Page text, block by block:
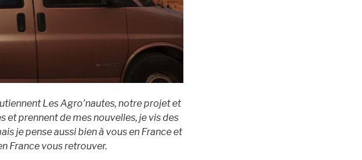
Les Agro’nautes, notre projet et
et prennent de mes nouvelles, je vis des
je pense aussi bien à vous en France et
France vous retrouver.